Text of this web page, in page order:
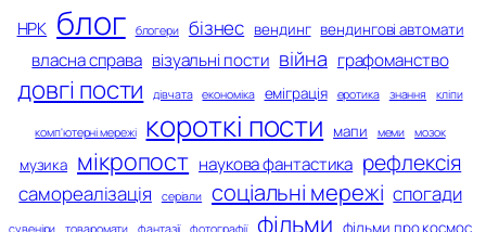
НРК блог блогери бізнес вендинг вендингові автомати
власна справа візуальні пости війна графоманство
довгі пости дівчата економіка еміграція еротика знання кліпи
комп'ютерні мережі короткі пости мапи меми мозок
музика мікропост наукова фантастика рефлексія
самореалізація серіали соціальні мережі спогади
фільми фільми про космос